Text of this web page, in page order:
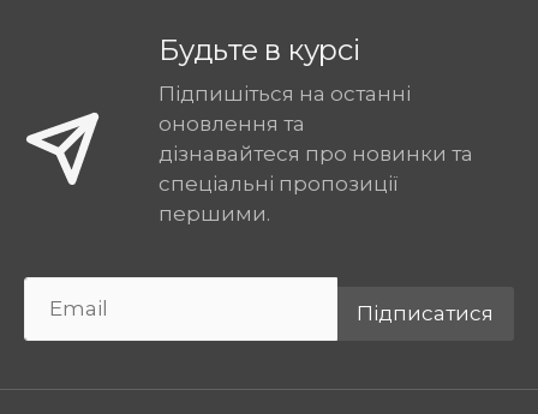
Будьте в курсі
Підпишіться на останні
оновлення та
дізнавайтеся про новинки та
спеціальні пропозиції
першими.
Підписатися